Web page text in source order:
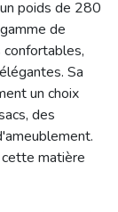
poids de 280
de
Sa
un choix
des
matière